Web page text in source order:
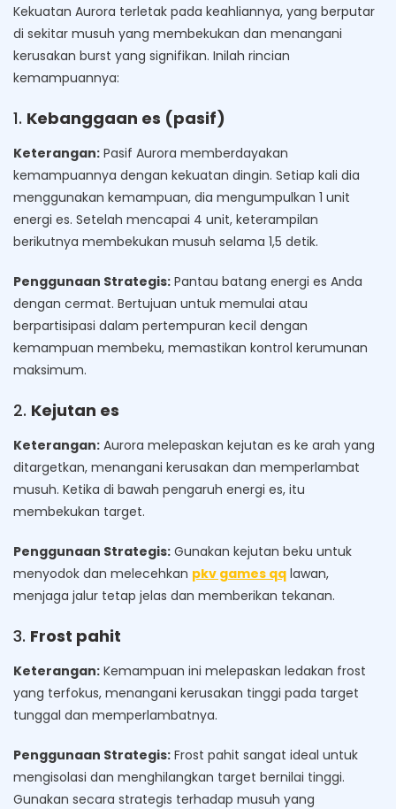
Kekuatan Aurora terletak pada keahliannya, yang berputar
di sekitar musuh yang membekukan dan menangani
kerusakan burst yang signifikan. Inilah rincian
kemampuannya:
1. Kebanggaan es (pasif)
Keterangan: Pasif Aurora memberdayakan
kemampuannya dengan kekuatan dingin. Setiap kali dia
menggunakan kemampuan, dia mengumpulkan 1 unit
energi es. Setelah mencapai 4 unit, keterampilan
berikutnya membekukan musuh selama 1,5 detik.
Penggunaan Strategis: Pantau batang energi es Anda
dengan cermat. Bertujuan untuk memulai atau
berpartisipasi dalam pertempuran kecil dengan
kemampuan membeku, memastikan kontrol kerumunan
maksimum.
2. Kejutan es
Keterangan: Aurora melepaskan kejutan es ke arah yang
ditargetkan, menangani kerusakan dan memperlambat
musuh. Ketika di bawah pengaruh energi es, itu
membekukan target.
Penggunaan Strategis: Gunakan kejutan beku untuk
menyodok dan melecehkan pkv games qq lawan,
menjaga jalur tetap jelas dan memberikan tekanan.
3. Frost pahit
Keterangan: Kemampuan ini melepaskan ledakan frost
yang terfokus, menangani kerusakan tinggi pada target
tunggal dan memperlambatnya.
Penggunaan Strategis: Frost pahit sangat ideal untuk
mengisolasi dan menghilangkan target bernilai tinggi.
Gunakan secara strategis terhadap musuh yang